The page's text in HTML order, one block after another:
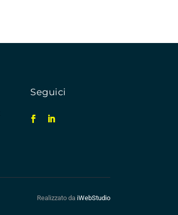
Seguici
Realizzato da iWebStudio